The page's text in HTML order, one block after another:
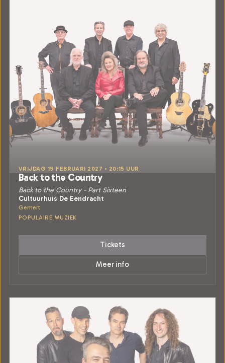
VRIJDAG 19 FEBRUARI 2027 • 20:15 UUR
Back to the Country
Back to the Country - Part Sixteen
Cultuurhuis De Eendracht
Gemert
POPULAIRE MUZIEK
Tickets
Meer info